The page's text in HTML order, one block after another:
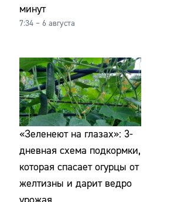
минут
7:34 – 6 августа
«Зеленеют на глазах»: 3-
дневная схема подкормки,
которая спасает огурцы от
желтизны и дарит ведро